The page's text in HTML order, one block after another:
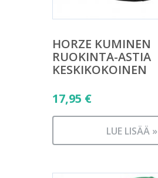
HORZE KUMINEN
RUOKINTA-ASTIA
KESKIKOKOINEN
17,95 €
LUE LISÄÄ »